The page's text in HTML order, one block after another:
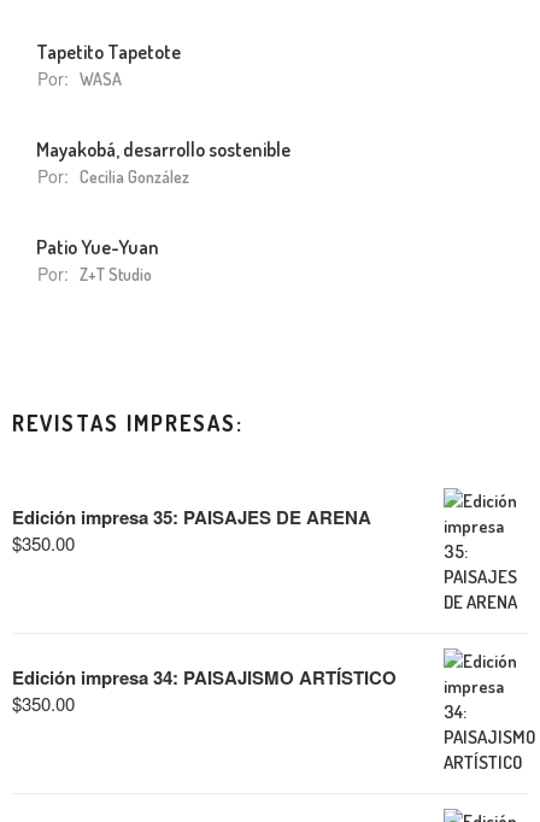
Tapetito Tapetote
Por: WASA
Mayakobá, desarrollo sostenible
Por: Cecilia González
Patio Yue-Yuan
Por: Z+T Studio
REVISTAS IMPRESAS:
Edición impresa 35: PAISAJES DE ARENA
$350.00
Edición impresa 34: PAISAJISMO ARTÍSTICO
$350.00